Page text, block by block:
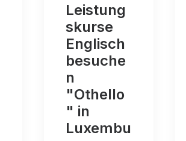
Leistung
skurse
Englisch
besuche
n
"Othello
" in
Luxembu